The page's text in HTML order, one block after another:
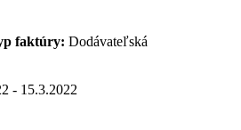
faktúry: Dodávateľská
- 15.3.2022